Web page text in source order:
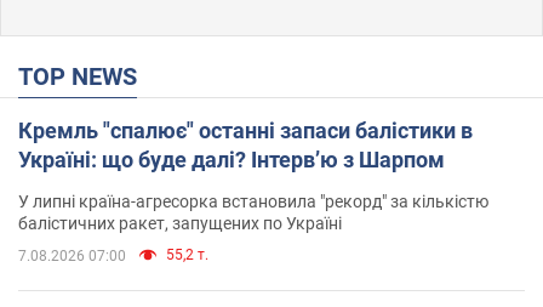
TOP NEWS
Кремль "спалює" останні запаси балістики в
Україні: що буде далі? Інтерв’ю з Шарпом
У липні країна-агресорка встановила "рекорд" за кількістю
балістичних ракет, запущених по Україні
7.08.2026 07:00 55,2 т.